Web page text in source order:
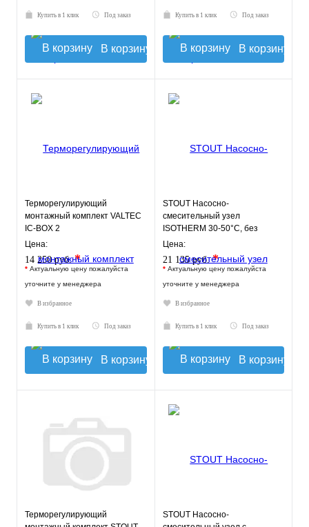
Купить в 1 клик Под заказ
В корзину
Купить в 1 клик Под заказ
В корзину
Терморегулирующий
монтажный комплект VALTEC
IC-BOX 2
Цена:
14 250 руб.*
* Актуальную цену пожалуйста
уточните у менеджера
В избранное
Купить в 1 клик Под заказ
В корзину
STOUT Насосно-
смесительный узел
ISOTHERM 30-50°C, без
насоса.
Цена:
21 135 руб.*
* Актуальную цену пожалуйста
уточните у менеджера
В избранное
Купить в 1 клик Под заказ
В корзину
Терморегулирующий
STOUT Насосно-